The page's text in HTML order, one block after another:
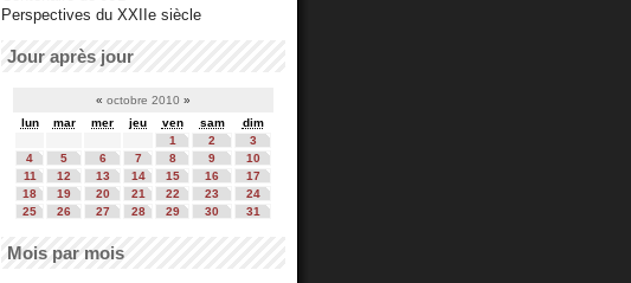
Perspectives du XXIIe siècle
Jour après jour
« octobre 2010 »
lun
mar mer jeu ven sam
dim
1
2
3
4
5 6 7 8 9
10
11
12 13 14 15 16
17
18
19 20 21 22 23
24
25
26 27 28 29 30 31
Mois par mois